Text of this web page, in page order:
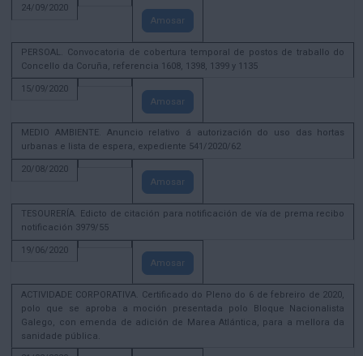
24/09/2020
Amosar
PERSOAL. Convocatoria de cobertura temporal de postos de traballo do
Concello da Coruña, referencia 1608, 1398, 1399 y 1135
15/09/2020
Amosar
MEDIO AMBIENTE. Anuncio relativo á autorización do uso das hortas
urbanas e lista de espera, expediente 541/2020/62
20/08/2020
Amosar
TESOURERÍA. Edicto de citación para notificación de vía de prema recibo
notificación 3979/55
19/06/2020
Amosar
ACTIVIDADE CORPORATIVA. Certificado do Pleno do 6 de febreiro de 2020,
polo que se aproba a moción presentada polo Bloque Nacionalista
Galego, con emenda de adición de Marea Atlántica, para a mellora da
sanidade pública.